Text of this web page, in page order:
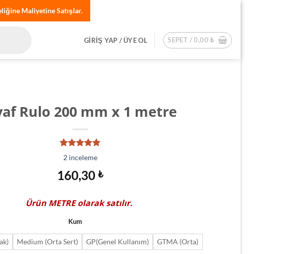
Maliyetine Satışlar.
GIRIŞ YAP / ÜYE OL SEPET /0,00₺
Rulo 200 mm x 1 metre
müşteri
puanına
dayanarak
5 üzerinden
2inceleme
160,30 ₺
Ürün METREolarak satılır.
Kum
Medium (Orta Sert) GP(Genel Kullanım) GTMA (Orta)